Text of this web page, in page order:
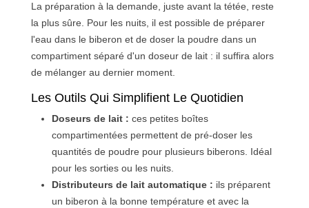
La préparation à la demande, juste avant la tétée, reste
la plus sûre. Pour les nuits, il est possible de préparer
l'eau dans le biberon et de doser la poudre dans un
compartiment séparé d'un doseur de lait : il suffira alors
de mélanger au dernier moment.
Les Outils Qui Simplifient Le Quotidien
Doseurs de lait : ces petites boîtes
compartimentées permettent de pré-doser les
quantités de poudre pour plusieurs biberons. Idéal
pour les sorties ou les nuits.
Distributeurs de lait automatique : ils préparent
un biberon à la bonne température et avec la